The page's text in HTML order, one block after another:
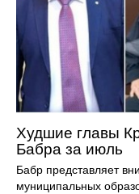
Худшие главы
Бабра за июль
Бабр представляет
муниципальных